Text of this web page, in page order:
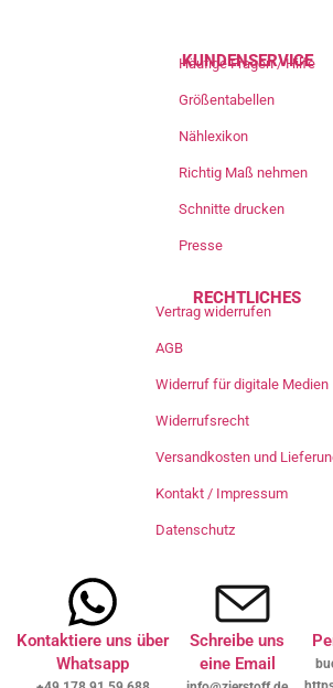
KUNDENSERVICE
Häufige Fragen / Hilfe
Größentabellen
Nählexikon
Richtig Maß nehmen
Schnitte drucken
Presse
RECHTLICHES
Vertrag widerrufen
AGB
Widerruf für digitale Medien
Widerrufsrecht
Versandkosten und
Kontakt / Impressum
Datenschutz
Kontaktiere uns über
Whatsapp
Schreibe uns
eine Email